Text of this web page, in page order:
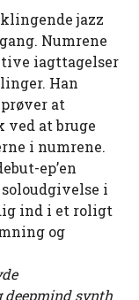
jazz
Numrene
iagttagelser
Han
at
at bruge
i numrene.
ep’en
i
ind i et roligt
og
deepmind synth